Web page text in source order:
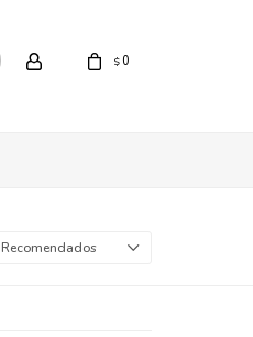
$ 0
Recomendados